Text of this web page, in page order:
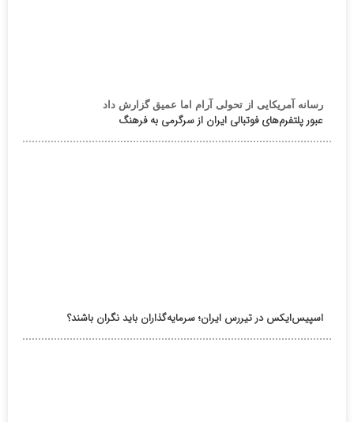
رسانه آمریکایی از تحولی آرام اما عمیق گزارش داد
عبور پلتفرم‌های فوتبالی ایران از سرگرمی به فرهنگ
اسپیس‌ایکس در تیررس ایران؛ سرمایه‌گذاران باید نگران باشند؟